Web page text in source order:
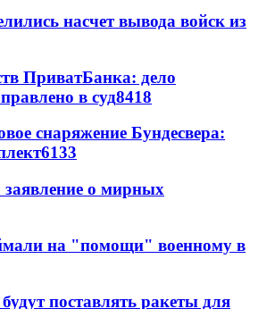
насчет вывода войск из
ПриватБанка: дело
в суд8418
снаряжение Бундесвера:
6133
заявление о мирных
на "помощи" военному в
поставлять ракеты для